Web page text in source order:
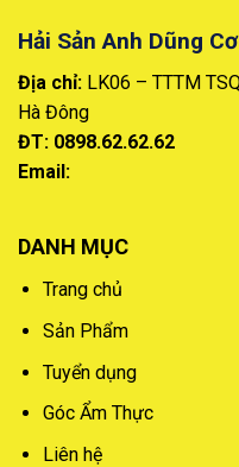
Hải Sản Anh Dũng
Địa chỉ: LK06 – TTTM
Hà Đông
ĐT: 0898.62.62.62
Email:
DANH MỤC
Trang chủ
Sản Phẩm
Tuyển dụng
Góc Ẩm Thực
Liên hệ